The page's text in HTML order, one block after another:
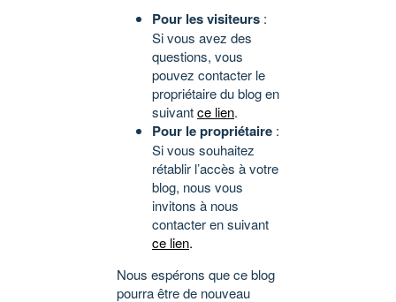
Pour les visiteurs :
Si vous avez des
questions, vous
pouvez contacter le
propriétaire du blog en
suivantce lien.
Pour le propriétaire :
Si vous souhaitez
rétablir l’accès à votre
blog, nous vous
invitons à nous
contacter en suivant
ce lien.
Nous espérons que ce blog
pourra être de nouveau